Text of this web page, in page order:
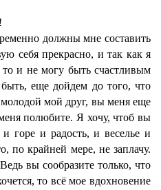
должны мне составить
себя прекрасно, и так как я
то и не могу быть счастливым
еще дойдем до того, что
мой друг, вы меня еще
полюбите. Я хочу, чтоб вы
горе и радость, и веселье и
по крайней мере, не заплачу.
вы сообразите только, что
то всё мое вдохновение